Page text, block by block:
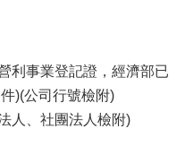
利事業登記證，經濟部已
)(公司行號檢附)
人、社團法人檢附)